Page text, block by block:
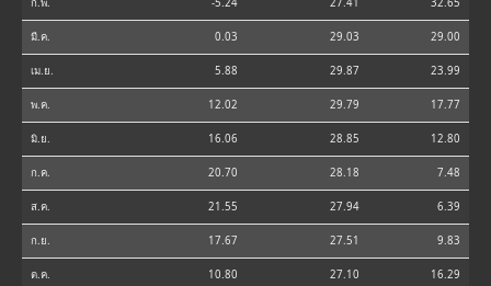
ก.พ. -5.24 27.41 32.65
มี.ค. 0.03 29.03 29.00
เม.ย. 5.88 29.87 23.99
พ.ค. 12.02 29.79 17.77
มิ.ย. 16.06 28.85 12.80
ก.ค. 20.70 28.18 7.48
ส.ค. 21.55 27.94 6.39
ก.ย. 17.67 27.51 9.83
ต.ค. 10.80 27.10 16.29